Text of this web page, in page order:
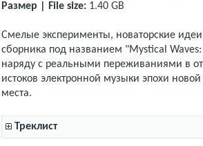
Размер | File size: 1.40 GB
Смелые эксперименты, новаторские
сборника под названием "Mystical
наряду с реальными переживаниями в
истоков электронной музыки эпохи
места.
Треклист